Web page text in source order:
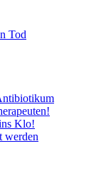
Tod
Klo!
werden